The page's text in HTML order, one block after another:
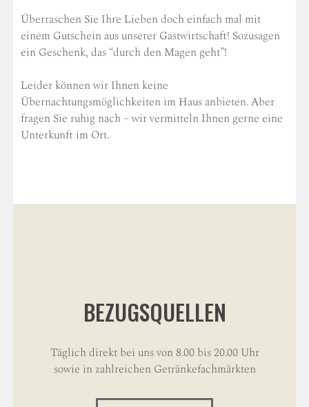
Überraschen Sie Ihre Lieben doch einfach mal mit
einem Gutschein aus unserer Gastwirtschaft! Sozusagen
ein Geschenk, das “durch den Magen geht”!
Leider können wir Ihnen keine
Übernachtungsmöglichkeiten im Haus anbieten. Aber
fragen Sie ruhig nach – wir vermitteln Ihnen gerne eine
Unterkunft im Ort.
BEZUGSQUELLEN
Täglich direkt bei uns von 8.00 bis 20.00 Uhr
sowie in zahlreichen Getränkefachmärkten